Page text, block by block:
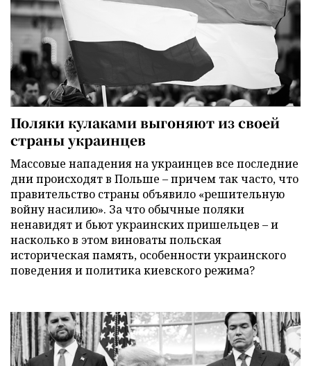
Поляки кулаками выгоняют из своей
страны украинцев
Массовые нападения на украинцев все последние
дни происходят в Польше – причем так часто, что
правительство страны объявило «решительную
войну насилию». За что обычные поляки
ненавидят и бьют украинских пришельцев – и
насколько в этом виноваты польская
историческая память, особенности украинского
поведения и политика киевского режима?